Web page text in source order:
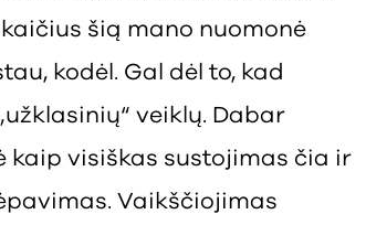
šią mano nuomonė
kodėl. Gal dėl to, kad
veiklų. Dabar
kaip visiškas sustojimas čia ir
Vaikščiojimas